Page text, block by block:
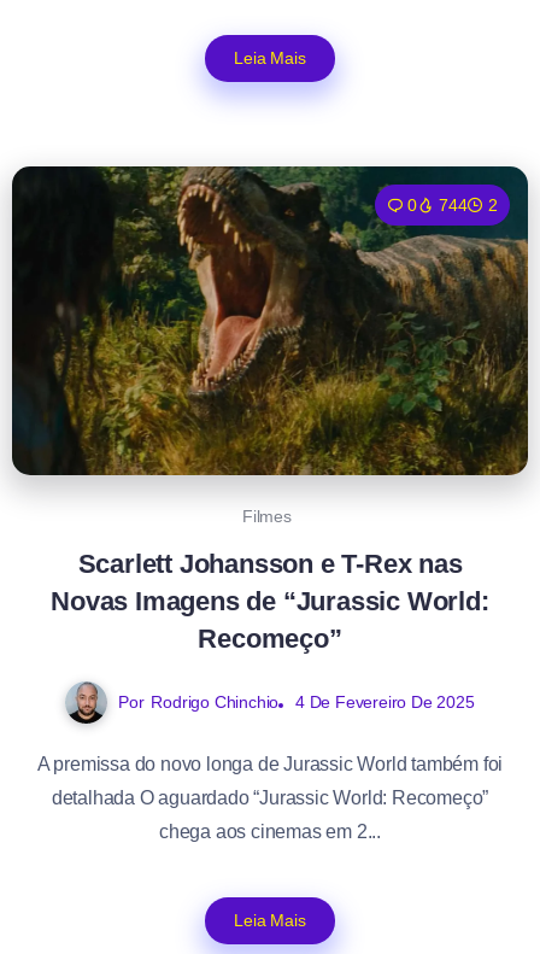
Leia Mais
0 744 2
Filmes
Scarlett Johansson e T-Rex nas
Novas Imagens de “Jurassic World:
Recomeço”
Por Rodrigo Chinchio 4 De Fevereiro De 2025
A premissa do novo longa de Jurassic World também foi
detalhada O aguardado “Jurassic World: Recomeço”
chega aos cinemas em 2...
Leia Mais